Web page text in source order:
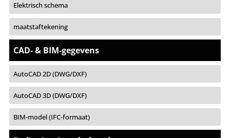
Elektrisch schema
maatstaftekening
CAD- & BIM-gegevens
AutoCAD 2D (DWG/DXF)
AutoCAD 3D (DWG/DXF)
BIM-model (IFC-formaat)